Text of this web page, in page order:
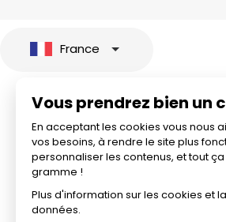
Vous prendrez bien un
En acceptant les cookies vous nous
vos besoins, à rendre le site plus
personnaliser les contenus, et tout
gramme !
Plus d'information sur les cookies et
données.
France